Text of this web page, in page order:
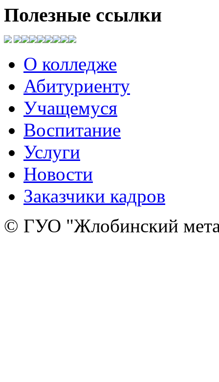
Полезные ссылки
О колледже
Абитуриенту
Учащемуся
Воспитание
Услуги
Новости
Заказчики кадров
© ГУО "Жлобинский